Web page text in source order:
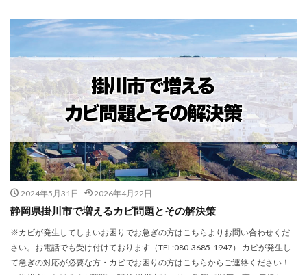
2024年5月31日 2026年4月22日
静岡県掛川市で増えるカビ問題とその解決策
※カビが発生してしまいお困りでお急ぎの方はこちらよりお問い合わせくだ
さい。お電話でも受け付けております（TEL:080-3685-1947） カビが発生し
て急ぎの対応が必要な方・カビでお困りの方はこちらからご連絡ください！